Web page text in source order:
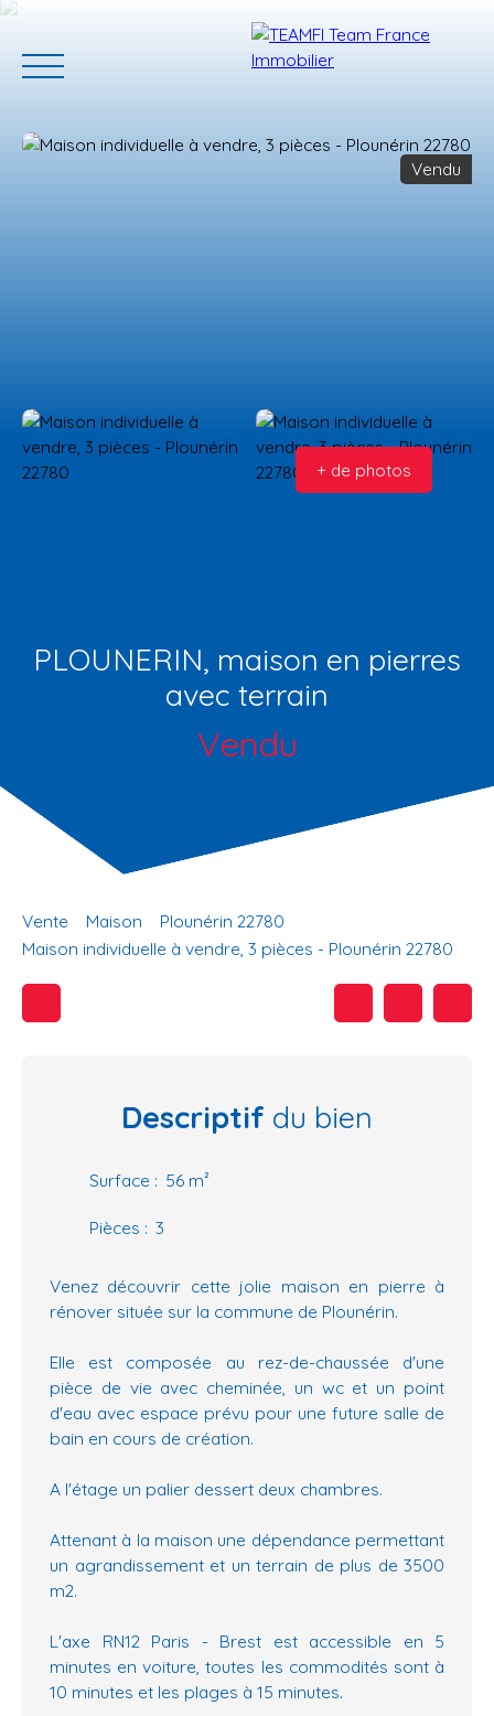
Estimation
Vendu
+ de photos
PLOUNERIN, maison en pierres
avec terrain
Vendu
Vente Maison
Plounérin 22780
Maison individuelle à vendre, 3 pièces - Plounérin 22780
Descriptif du bien
Surface : 56 m²
Pièces : 3
Venez découvrir cette jolie maison en pierre à
rénover située sur la commune de Plounérin.
Elle est composée au rez-de-chaussée d'une
pièce de vie avec cheminée, un wc et un point
d'eau avec espace prévu pour une future salle de
bain en cours de création.
A l'étage un palier dessert deux chambres.
Attenant à la maison une dépendance permettant
un agrandissement et un terrain de plus de 3500
m2.
L'axe RN12 Paris - Brest est accessible en 5
minutes en voiture, toutes les commodités sont à
10 minutes et les plages à 15 minutes.